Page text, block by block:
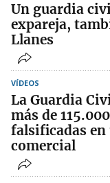
Un guardia
expareja,
Llanes
VÍDEOS
La Guardia
más de
falsificadas en
comercial